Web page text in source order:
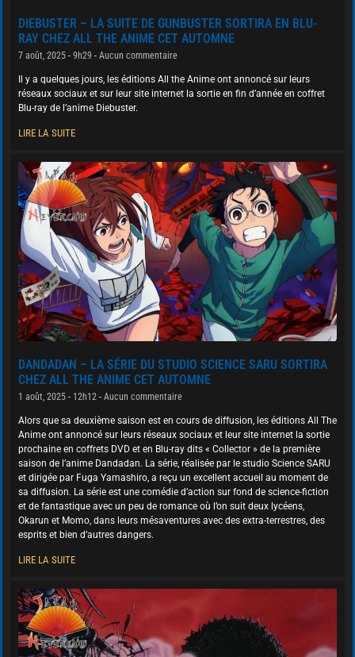
DIEBUSTER – LA SUITE DE GUNBUSTER SORTIRA EN BLU-
RAY CHEZ ALL THE ANIME CET AUTOMNE
7 août, 2025 9h29 Aucun commentaire
Il y a quelques jours, les éditions All the Anime ont annoncé sur leurs
réseaux sociaux et sur leur site internet la sortie en fin d’année en coffret
Blu-ray de l’anime Diebuster.
LIRE LA SUITE
DANDADAN – LA SÉRIE DU STUDIO SCIENCE SARU SORTIRA
CHEZ ALL THE ANIME CET AUTOMNE
1 août, 2025 12h12 Aucun commentaire
Alors que sa deuxième saison est en cours de diffusion, les éditions All The
Anime ont annoncé sur leurs réseaux sociaux et leur site internet la sortie
prochaine en coffrets DVD et en Blu-ray dits « Collector » de la première
saison de l’anime Dandadan. La série, réalisée par le studio Science SARU
et dirigée par Fuga Yamashiro, a reçu un excellent accueil au moment de
sa diffusion. La série est une comédie d’action sur fond de science-fiction
et de fantastique avec un peu de romance où l’on suit deux lycéens,
Okarun et Momo, dans leurs mésaventures avec des extra-terrestres, des
esprits et bien d’autres dangers.
LIRE LA SUITE